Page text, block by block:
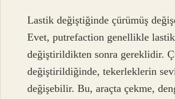
Lastik değiştiğinde çürümüş
Evet, putrefaction genellikle lastik
değiştirildikten sonra gereklidir.
değiştirildiğinde, tekerleklerin
değişebilir. Bu, araçta çekme,